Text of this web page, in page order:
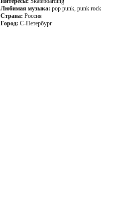
Любимая музыка: pop punk, punk rock
Страна: Россия
Город: С-Петербург